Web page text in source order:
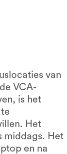
van
VCA-
is het
Het
middags. Het
en na